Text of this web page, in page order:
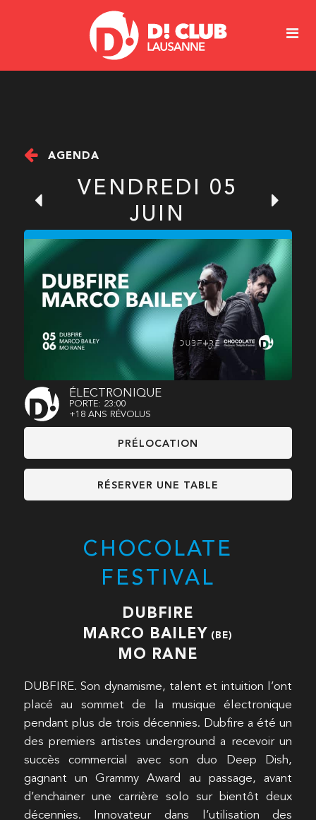
AGENDA
VENDREDI 05
JUIN
ÉLECTRONIQUE
PORTE: 23:00
+18 ANS RÉVOLUS
PRÉLOCATION
RÉSERVER UNE TABLE
CHOCOLATE
FESTIVAL
DUBFIRE
MARCO BAILEY (BE)
MO RANE
DUBFIRE. Son dynamisme, talent et intuition l’ont
placé au sommet de la musique électronique
pendant plus de trois décennies. Dubfire a été un
des premiers artistes underground a recevoir un
succès commercial avec son duo Deep Dish,
gagnant un Grammy Award au passage, avant
d’enchainer une carrière solo sur bientôt deux
décennies. Innovateur dans l’utilisation des